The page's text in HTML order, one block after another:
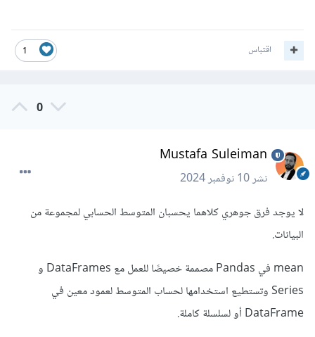
1 اقتباس
0
Mustafa Suleiman
نشر10 نوفمبر 2024
لا يوجد فرق جوهري كلاهما يحسبان المتوسط الحسابي لمجموعة من
البيانات.
mean في Pandas مصممة خصيصًا للعمل مع DataFrames و
Series وتستطيع استخدامها لحساب المتوسط لعمود معين في
DataFrame أو لسلسلة كاملة.